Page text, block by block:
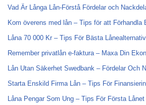
Vad Är Långa Lån-Förstå Fördelar och
Kom överens med lån – Tips för att Förhandla
Låna 70 000 Kr – Tips För Bästa
Remember privatlån e-faktura – Maxa Din
Lån Utan Säkerhet Swedbank – Fördelar Och
Starta Enskild Firma Lån – Tips För
Låna Pengar Som Ung – Tips För Första Lånet